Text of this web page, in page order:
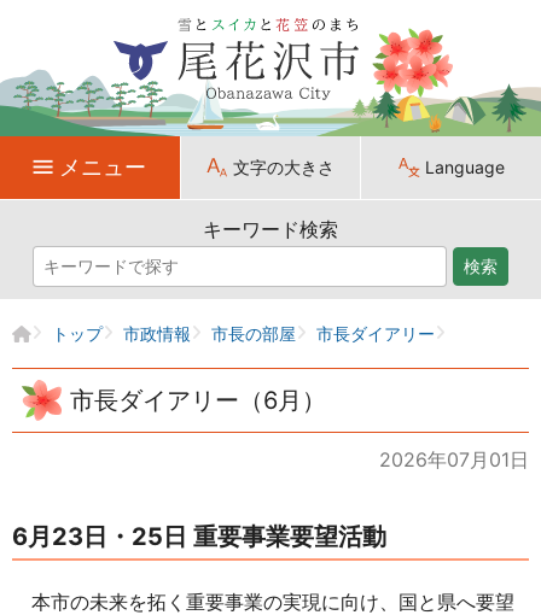
メニュー 文字の大きさ Language
キーワード検索
検索
トップ 市政情報 市長の部屋 市長ダイアリー
市長ダイアリー（6月）
2026年07月01日
6月23日・25日 重要事業要望活動
本市の未来を拓く重要事業の実現に向け、国と県へ要望